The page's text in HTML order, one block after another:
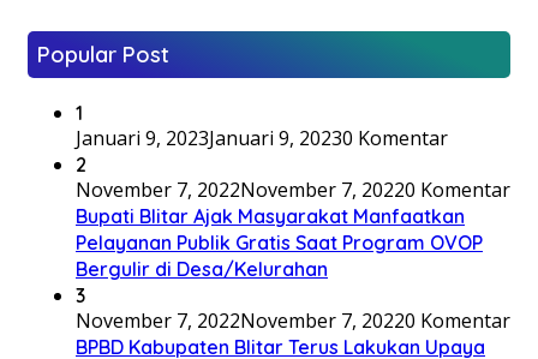
Popular Post
1
Januari 9, 2023Januari 9, 20230 Komentar
2
November 7, 2022November 7, 20220 Komentar
Bupati Blitar Ajak Masyarakat Manfaatkan
Pelayanan Publik Gratis Saat Program OVOP
Bergulir di Desa/Kelurahan
3
November 7, 2022November 7, 20220 Komentar
BPBD Kabupaten Blitar Terus Lakukan Upaya